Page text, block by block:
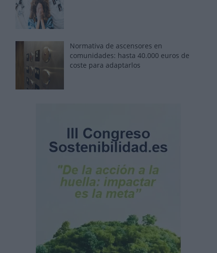
Normativa de ascensores en
comunidades: hasta 40.000 euros de
coste para adaptarlos